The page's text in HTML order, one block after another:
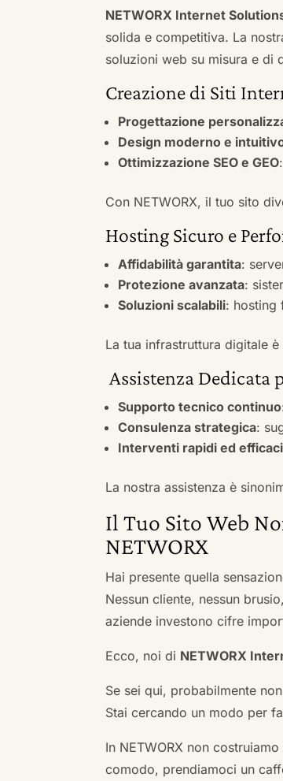
NETWORX Internet
solida e competitiva. La
soluzioni web su misura e di
Creazione di Siti
Progettazione
Design moderno e
Ottimizzazione SEO e GEO
Con NETWORX, il tuo sito
Hosting Sicuro e
Affidabilità garantita:
Protezione avanzata:
Soluzioni scalabili: hosting
La tua infrastruttura digitale
Assistenza Dedicata
Supporto tecnico continuo
Consulenza strategica:
Interventi rapidi ed efficaci
La nostra assistenza è
Il Tuo Sito Web
NETWORX
Hai presente quella
Nessun cliente, nessun
aziende investono cifre
Ecco, noi di NETWORX
Se sei qui, probabilmente
Stai cercando un modo per
In NETWORX non
comodo, prendiamoci un